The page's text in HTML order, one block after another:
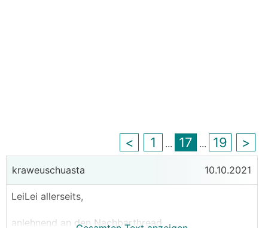
< 1 ... 17 ... 19 >
kraweuschuasta 10.10.2021
LeiLei allerseits,
anlehnend an den Nachbarthread